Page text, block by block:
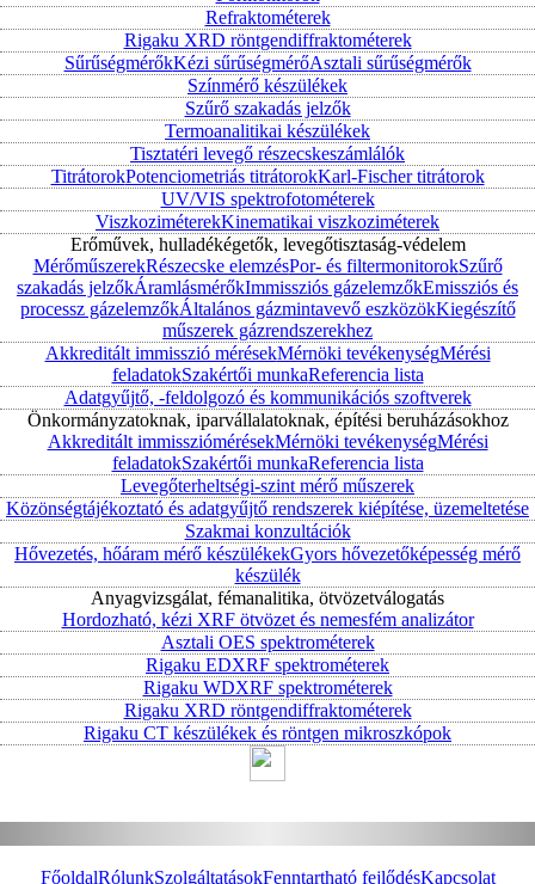
Refraktométerek
Rigaku XRD röntgendiffraktométerek
SűrűségmérőkKézi sűrűségmérőAsztali sűrűségmérők
Színmérő készülékek
Szűrő szakadás jelzők
Termoanalitikai készülékek
Tisztatéri levegő részecskeszámlálók
TitrátorokPotenciometriás titrátorokKarl-Fischer titrátorok
UV/VIS spektrofotométerek
ViszkoziméterekKinematikai viszkoziméterek
Erőművek, hulladékégetők, levegőtisztaság-védelem
MérőműszerekRészecske elemzésPor- és filtermonitorokSzűrő
szakadás jelzőkÁramlásmérőkImmissziós gázelemzőkEmissziós és
processz gázelemzőkÁltalános gázmintavevő eszközökKiegészítő
műszerek gázrendszerekhez
Akkreditált immisszió mérésekMérnöki tevékenységMérési
feladatokSzakértői munkaReferencia lista
Adatgyűjtő, -feldolgozó és kommunikációs szoftverek
Önkormányzatoknak, iparvállalatoknak, építési beruházásokhoz
Akkreditált immissziómérésekMérnöki tevékenységMérési
feladatokSzakértői munkaReferencia lista
Levegőterheltségi-szint mérő műszerek
Közönségtájékoztató és adatgyűjtő rendszerek kiépítése, üzemeltetése
Szakmai konzultációk
Hővezetés, hőáram mérő készülékekGyors hővezetőképesség mérő
készülék
Anyagvizsgálat, fémanalitika, ötvözetválogatás
Hordozható, kézi XRF ötvözet és nemesfém analizátor
Asztali OES spektrométerek
Rigaku EDXRF spektrométerek
Rigaku WDXRF spektrométerek
Rigaku XRD röntgendiffraktométerek
Rigaku CT készülékek és röntgen mikroszkópok
FőoldalRólunkSzolgáltatásokFenntartható fejlődésKapcsolat